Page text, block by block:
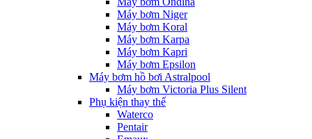
Máy bơm Niger
Máy bơm Koral
Máy bơm Karpa
Máy bơm Kapri
Máy bơm Epsilon
Máy bơm hồ bơi Astralpool
Máy bơm Victoria Plus Silent
Phụ kiện thay thế
Waterco
Pentair